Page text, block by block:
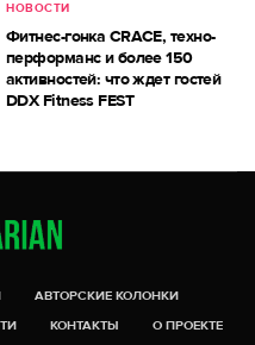
НОВОСТИ
Фитнес-гонка CRACE, техно-
перформанс и более 150
активностей: что ждет гостей
DDX Fitness FEST
АВТОРСКИЕ КОЛОНКИ
КОНТАКТЫ О ПРОЕКТЕ